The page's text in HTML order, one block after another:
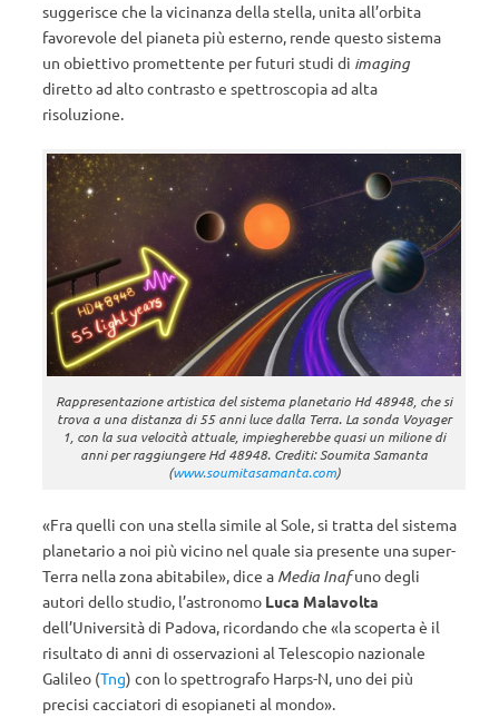
suggerisce che la vicinanza della stella, unita all’orbita
favorevole del pianeta più esterno, rende questo sistema
un obiettivo promettente per futuri studi di imaging
diretto ad alto contrasto e spettroscopia ad alta
risoluzione.
Rappresentazione artistica del sistema planetario Hd 48948, che si
trova a una distanza di 55 anni luce dalla Terra. La sonda Voyager
1, con la sua velocità attuale, impiegherebbe quasi un milione di
anni per raggiungere Hd 48948. Crediti: Soumita Samanta
(www.soumitasamanta.com)
«Fra quelli con una stella simile al Sole, si tratta del sistema
planetario a noi più vicino nel quale sia presente una super-
Terra nella zona abitabile», dice a Media Inafuno degli
autori dello studio, l’astronomo Luca Malavolta
dell’Università di Padova, ricordando che «la scoperta è il
risultato di anni di osservazioni al Telescopio nazionale
Galileo (Tng) con lo spettrografo Harps-N, uno dei più
precisi cacciatori di esopianeti al mondo».